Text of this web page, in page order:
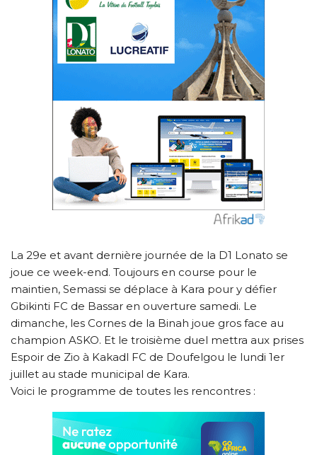
La 29e et avant dernière journée de la D1 Lonato se
joue ce week-end. Toujours en course pour le
maintien, Semassi se déplace à Kara pour y défier
Gbikinti FC de Bassar en ouverture samedi. Le
dimanche, les Cornes de la Binah joue gros face au
champion ASKO. Et le troisième duel mettra aux prises
Espoir de Zio à Kakadl FC de Doufelgou le lundi 1er
juillet au stade municipal de Kara.
Voici le programme de toutes les rencontres :